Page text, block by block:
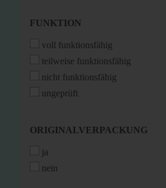
FUNKTION
FUNKTION
voll funktionsfähig
teilweise funktionsfähig
nicht funktionsfähig
ungeprüft
ORIGINALVERPACKUNG
ORIGINALVERPACKUNG
ja
nein